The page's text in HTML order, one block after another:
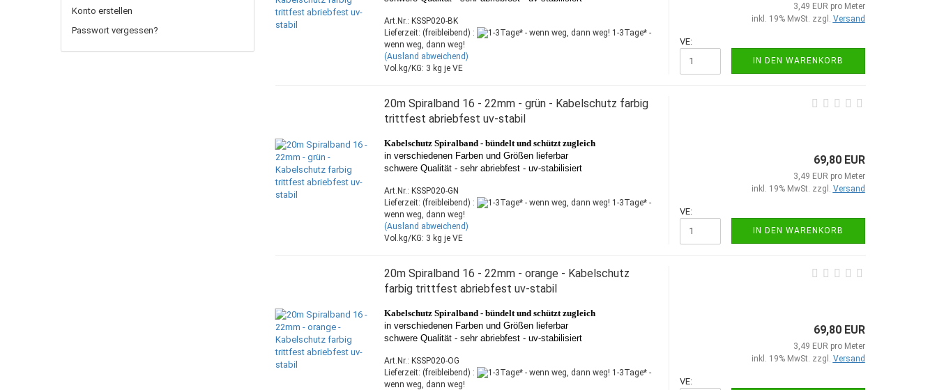
Art.Nr.: KSSP020-BK
Lieferzeit: (freibleibend) :
1-3Tage* -
wenn weg, dann weg!
(Ausland abweichend)
Vol.kg/KG: 3 kg je VE
3,49 EUR pro Meter
inkl. 19% MwSt. zzgl. Versand
VE:
IN DEN WARENKORB
20m Spiralband 16 - 22mm - grün - Kabelschutz farbig
trittfest abriebfest uv-stabil
Kabelschutz Spiralband - bündelt und schützt zugleich
in verschiedenen Farben und Größen lieferbar
schwere Qualität - sehr abriebfest - uv-stabilisiert
Art.Nr.: KSSP020-GN
Lieferzeit: (freibleibend) :
1-3Tage* -
wenn weg, dann weg!
(Ausland abweichend)
Vol.kg/KG: 3 kg je VE
69,80 EUR
3,49 EUR pro Meter
inkl. 19% MwSt. zzgl. Versand
VE:
IN DEN WARENKORB
20m Spiralband 16 - 22mm - orange - Kabelschutz
farbig trittfest abriebfest uv-stabil
Kabelschutz Spiralband - bündelt und schützt zugleich
in verschiedenen Farben und Größen lieferbar
schwere Qualität - sehr abriebfest - uv-stabilisiert
Art.Nr.: KSSP020-OG
Lieferzeit: (freibleibend) :
1-3Tage* -
wenn weg, dann weg!
69,80 EUR
3,49 EUR pro Meter
inkl. 19% MwSt. zzgl. Versand
VE:
Konto erstellen
Passwort vergessen?